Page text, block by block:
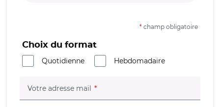
* champ obligatoire
Choix du format
Quotidienne
Hebdomadaire
Votre adresse mail (champ obligatoire)